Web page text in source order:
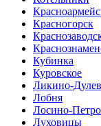
Красногорск
Кубинка
Куровское
Ликино-
Лобня
Лосино-
Луховицы